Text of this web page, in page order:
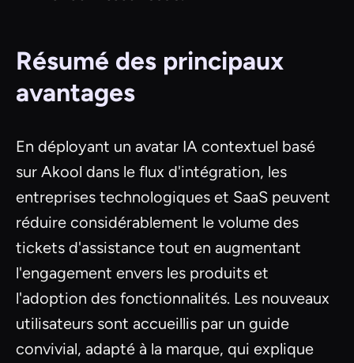
Résumé des principaux
avantages
En déployant un avatar IA contextuel basé
sur Akool dans le flux d'intégration, les
entreprises technologiques et SaaS peuvent
réduire considérablement le volume des
tickets d'assistance tout en augmentant
l'engagement envers les produits et
l'adoption des fonctionnalités. Les nouveaux
utilisateurs sont accueillis par un guide
convivial, adapté à la marque, qui explique